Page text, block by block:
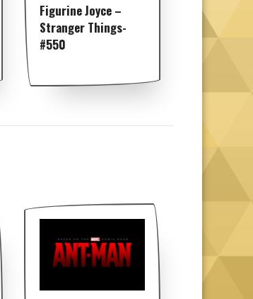
Figurine Joyce –
Stranger Things-
#550